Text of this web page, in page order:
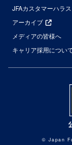
JFAカスタマーハラ
アーカイブ
メディアの皆様へ
キャリア採用につい
© Japan